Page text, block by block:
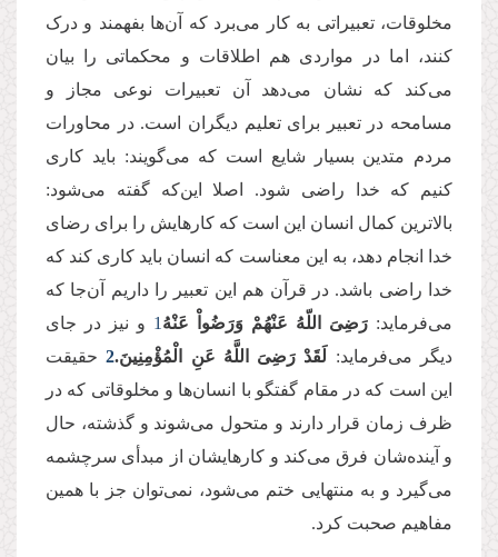
مخلوقات، تعبیراتی به کار می‌برد که آن‌ها بفهمند و درک
کنند، اما در مواردی هم اطلاقات و محکماتی را بیان
می‌کند که نشان می‌دهد آن تعبیرات نوعی مجاز و
مسامحه در تعبیر برای تعلیم دیگران است. در محاورات
مردم متدین بسیار شایع است که می‌گویند: باید کاری
کنیم که خدا راضی شود. اصلا این‌که گفته می‌شود:
بالاترین کمال انسان این است که کارهایش را برای رضای
خدا انجام دهد، به این معناست که انسان باید کاری کند که
خدا راضی باشد. در قرآن هم این تعبیر را داریم آن‌جا که
می‌فرماید: رَضِیَ اللّهُ عَنْهُمْ وَرَضُواْ عَنْهُ 1 و نیز در جای
دیگر می‌فرماید: لَقَدْ رَضِیَ اللَّهُ عَنِ الْمُؤْمِنِینَ.2 حقیقت
این است که در مقام گفتگو با انسان‌ها و مخلوقاتی که در
ظرف زمان قرار دارند و متحول می‌شوند و گذشته، حال
و آینده‌شان فرق می‌کند و کارهایشان از مبدأی سرچشمه
می‌گیرد و به منتهایی ختم می‌شود، نمی‌توان جز با همین
مفاهیم صحبت کرد.